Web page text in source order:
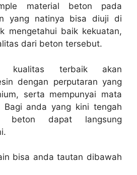
material beton pada
yang natinya bisa diuji di
mengetahui baik kekuatan,
dari beton tersebut.
kualitas terbaik akan
dengan perputaran yang
serta mempunyai mata
Bagi anda yang kini tengah
beton dapat langsung
bisa anda tautan dibawah